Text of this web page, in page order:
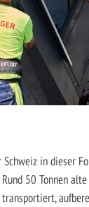
in dieser
50 Tonnen